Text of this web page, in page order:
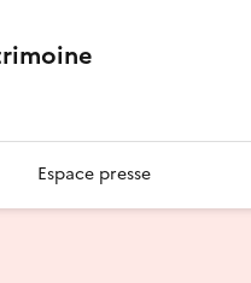
Espace presse